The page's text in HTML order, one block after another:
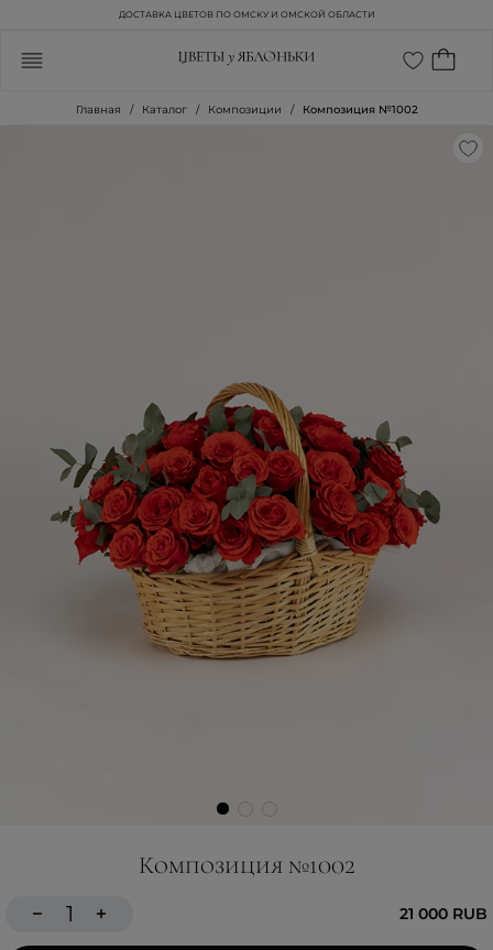
ДОСТАВКА ЦВЕТОВ ПО ОМСКУ И ОМСКОЙ ОБЛАСТИ
Главная Каталог Композиции Композиция №1002
Композиция №1002
21 000 RUB